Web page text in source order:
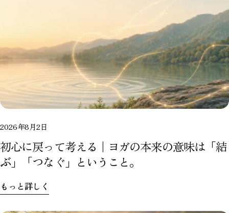
2026年8月2日
初心に戻って考える｜ヨガの本来の意味は「結
ぶ」「つなぐ」ということ。
もっと詳しく